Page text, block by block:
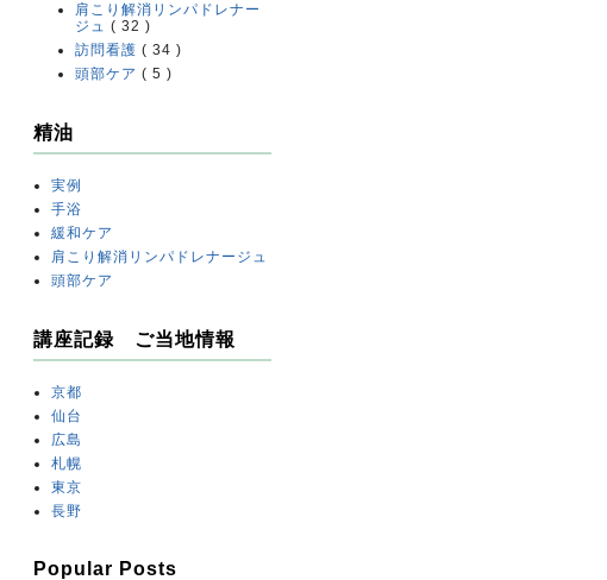
肩こり解消リンパドレナー
ジュ ( 32 )
訪問看護 ( 34 )
頭部ケア ( 5 )
精油
実例
手浴
緩和ケア
肩こり解消リンパドレナージュ
頭部ケア
講座記録 ご当地情報
京都
仙台
広島
札幌
東京
長野
Popular Posts